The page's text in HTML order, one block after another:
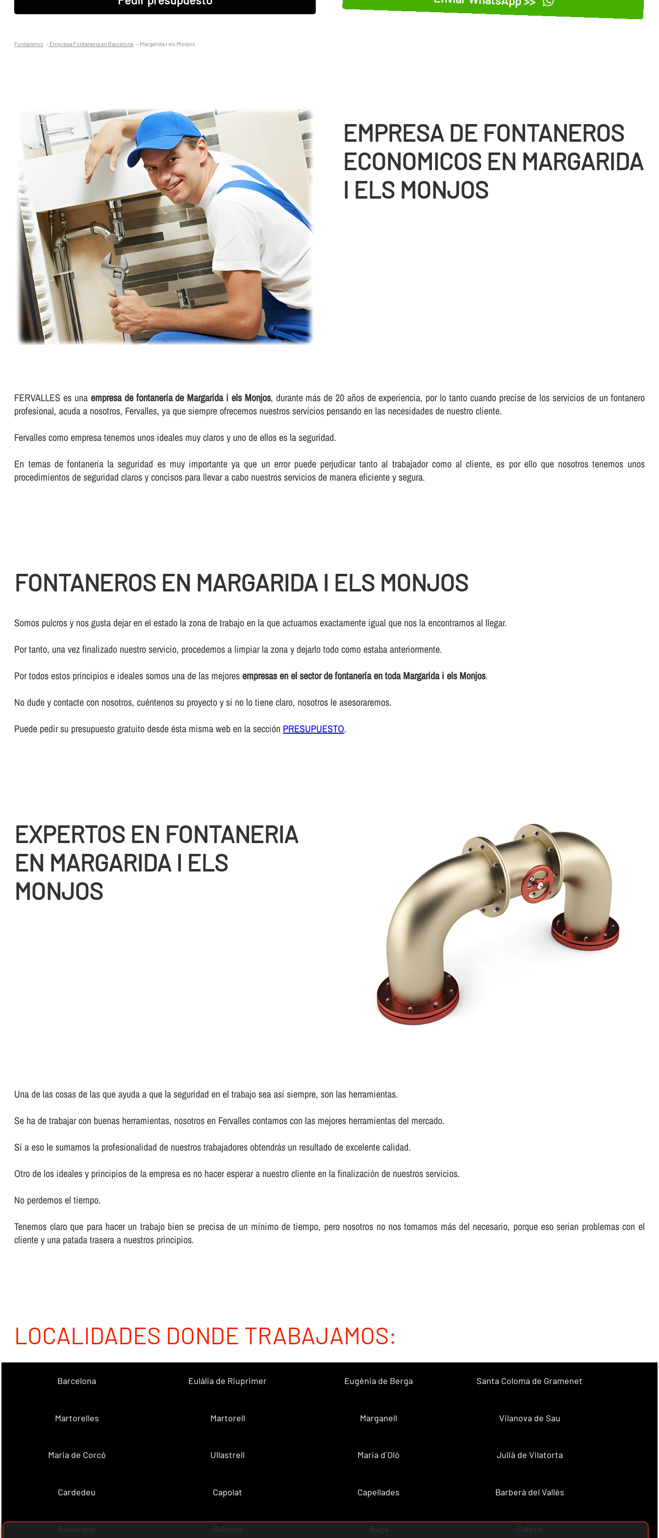
Fontaneros Empresa Fontaneria en Barcelona Margarida i els Monjos
EMPRESA DE FONTANEROS
ECONOMICOS EN MARGARIDA
I ELS MONJOS
FERVALLES es una empresa de fontanerí­a de Margarida i els Monjos, durante más de 20 años de experiencia, por lo tanto cuando precise de los servicios de un fontanero
profesional, acuda a nosotros, Fervalles, ya que siempre ofrecemos nuestros servicios pensando en las necesidades de nuestro cliente.
Fervalles como empresa tenemos unos ideales muy claros y uno de ellos es la seguridad.
En temas de fontanerí­a la seguridad es muy importante ya que un error puede perjudicar tanto al trabajador como al cliente, es por ello que nosotros tenemos unos
procedimientos de seguridad claros y concisos para llevar a cabo nuestros servicios de manera eficiente y segura.
FONTANEROS EN MARGARIDA I ELS MONJOS
Somos pulcros y nos gusta dejar en el estado la zona de trabajo en la que actuamos exactamente igual que nos la encontramos al llegar.
Por tanto, una vez finalizado nuestro servicio, procedemos a limpiar la zona y dejarlo todo como estaba anteriormente.
Por todos estos principios e ideales somos una de las mejoresempresas en el sector de fontanerí­a en toda Margarida i els Monjos.
No dude y contacte con nosotros, cuéntenos su proyecto y si no lo tiene claro, nosotros le asesoraremos.
Puede pedir su presupuesto gratuito desde ésta misma web en la sección PRESUPUESTO.
EXPERTOS EN FONTANERIA
EN MARGARIDA I ELS
MONJOS
Una de las cosas de las que ayuda a que la seguridad en el trabajo sea así­ siempre, son las herramientas.
Se ha de trabajar con buenas herramientas, nosotros en Fervalles contamos con las mejores herramientas del mercado.
Sí­ a eso le sumamos la profesionalidad de nuestros trabajadores obtendrás un resultado de excelente calidad.
Otro de los ideales y principios de la empresa es no hacer esperar a nuestro cliente en la finalización de nuestros servicios.
No perdemos el tiempo.
Tenemos claro que para hacer un trabajo bien se precisa de un mí­nimo de tiempo, pero nosotros no nos tomamos más del necesario, porque eso serian problemas con el
cliente y una patada trasera a nuestros principios.
LOCALIDADES DONDE TRABAJAMOS:
Barcelona Eulàlia de Riuprimer Eugènia de Berga Santa Coloma de Gramenet
Martorelles Martorell Marganell Vilanova de Sau
Maria de Corcó Ullastrell Maria d´Oló Julià de Vilatorta
Cardedeu Capolat Capellades Barberà del Vallès
Balsareny Balenyà Bagà Cabrils